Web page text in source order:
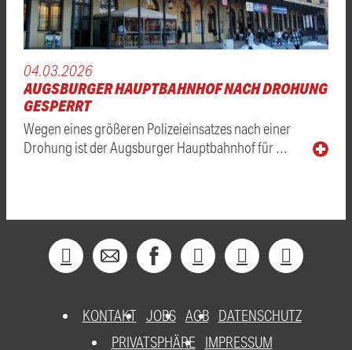
04.03.2026
AUGSBURGER HAUPTBAHNHOF NACH DROHUNG
GESPERRT
Wegen eines größeren Polizeieinsatzes nach einer
Drohung ist der Augsburger Hauptbahnhof für …
KONTAKT JOBS AGB DATENSCHUTZ
PRIVATSPHÄRE
IMPRESSUM